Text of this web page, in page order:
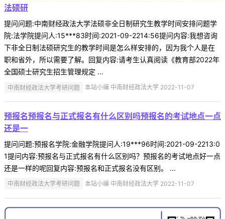
法硕研
提问问题:中南财经政法大学法硕非全日制研究生教学时间安排问题学
院:法学院提问人:15***83时间:2021-09-2214:56提问内容:我想咨询
下非全日制法硕研究生的教学时间是怎么样安排的，因为我个人是在
职和省外，所以需要了解。回复内容:请考生认真阅读《教育部2022年
全国硕士研究生招生管理规定 ...
中南财经政法大学考研问题 本站小编 中南财经政法大学 2022-11-07
预报名预报名与正式报名有什么区别吗预报名的考试地点一点
还是一
提问问题:预报名学院:金融学院提问人:19***96时间:2021-09-2213:0
1提问内容:预报名与正式报名有什么区别吗？预报名的考试地点好一点
还是一样的呢回复内容:预报名和正式报名没有区别。 ...
中南财经政法大学考研问题 本站小编 中南财经政法大学 2022-11-07